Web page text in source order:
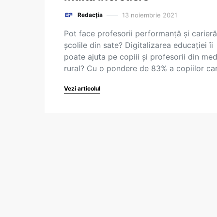
Redacția 13 noiembrie 2021
Pot face profesorii performanță și
școlile din sate? Digitalizarea educației îi
poate ajuta pe copiii și profesorii din
rural? Cu o pondere de 83% a copiilor
Vezi articolul